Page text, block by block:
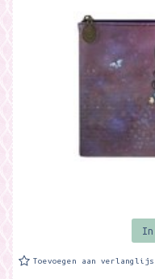
In
Toevoegen aan